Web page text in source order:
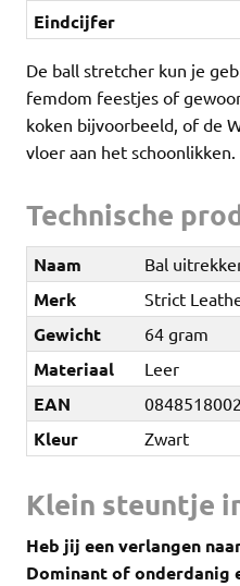
Eindcijfer
De ball stretcher kun je
femdom feestjes of
koken bijvoorbeeld, of de
vloer aan het schoonlikken.
Technische
Naam Bal
Merk Strict
Gewicht 64 gram
Materiaal Leer
EAN
Kleur Zwart
Klein steuntje
Heb jij een verlangen
Dominant of onderdanig